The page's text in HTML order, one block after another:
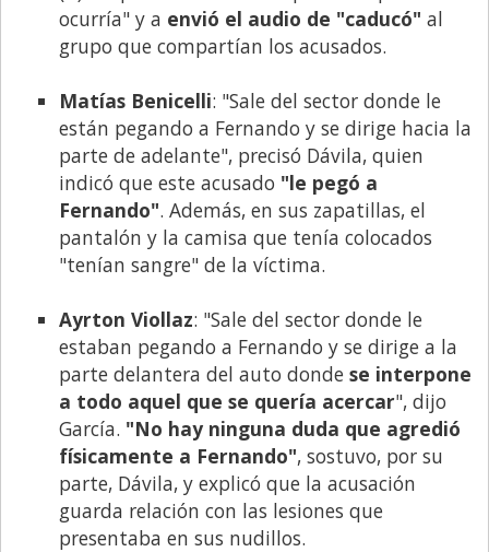
ocurría" y a envió el audio de "caducó"al
grupo que compartían los acusados.
Matías Benicelli: "Sale del sector donde le
están pegando a Fernando y se dirige hacia la
parte de adelante", precisó Dávila, quien
indicó que este acusado "le pegó a
Fernando". Además, en sus zapatillas, el
pantalón y la camisa que tenía colocados
"tenían sangre" de la víctima.
Ayrton Viollaz: "Sale del sector donde le
estaban pegando a Fernando y se dirige a la
parte delantera del auto dondese interpone
a todo aquel que se quería acercar", dijo
García. "No hay ninguna duda que agredió
físicamente a Fernando", sostuvo, por su
parte, Dávila, y explicó que la acusación
guarda relación con las lesiones que
presentaba en sus nudillos.